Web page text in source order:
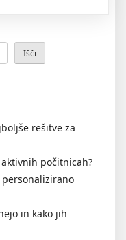
blaga”
Išči
rešitve za
počitnicah?
in kako jih